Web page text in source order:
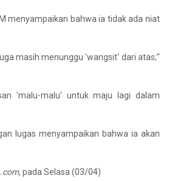
menyampaikan bahwa ia tidak ada niat
masih menunggu 'wangsit' dari atas;"
'malu-malu' untuk maju lagi dalam
lugas menyampaikan bahwa ia akan
pada Selasa (03/04)